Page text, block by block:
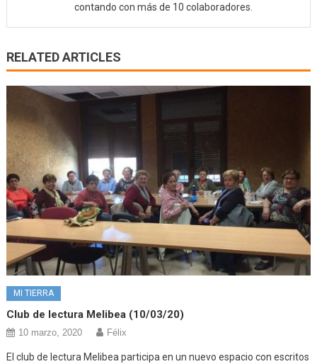
contando con más de 10 colaboradores.
RELATED ARTICLES
MI TIERRA
Club de lectura Melibea (10/03/20)
10 marzo, 2020 Félix
El club de lectura Melibea participa en un nuevo espacio con escritos